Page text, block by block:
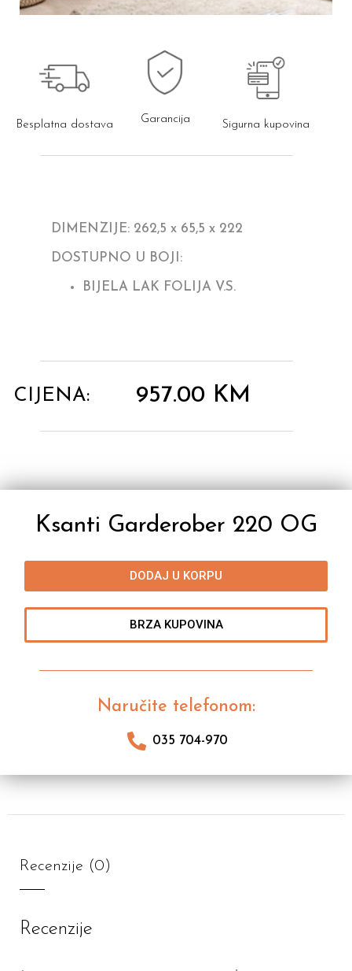
Besplatna dostava Garancija Sigurna kupovina
DIMENZIJE: 262,5 x 65,5 x 222
DOSTUPNO U BOJI:
BIJELA LAK FOLIJA V.S.
CIJENA: 957.00 KM
Ksanti Garderober 220 OG
DODAJ U KORPU
BRZA KUPOVINA
Naručite telefonom:
035 704-970
Recenzije (0)
Recenzije